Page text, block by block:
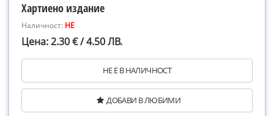
Хартиено издание
Наличност: НЕ
Цена: 2.30 € / 4.50 ЛВ.
НЕ Е В НАЛИЧНОСТ
ДОБАВИ В ЛЮБИМИ